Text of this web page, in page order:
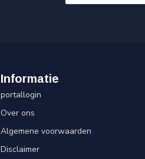
Informatie
portallogin
Over ons
Algemene voorwaarden
Disclaimer